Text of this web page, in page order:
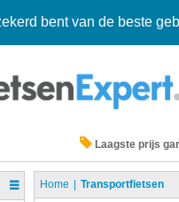
bent van de beste
Laagste prijs
Home Transportfietsen